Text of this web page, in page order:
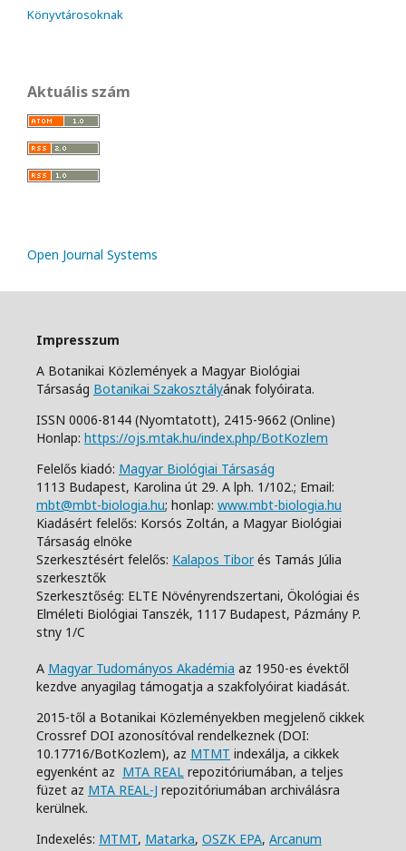
Könyvtárosoknak
Aktuális szám
Open Journal Systems
Impresszum
A Botanikai Közlemények a Magyar Biológiai
Társaság Botanikai Szakosztályának folyóirata.
ISSN 0006-8144 (Nyomtatott), 2415-9662 (Online)
Honlap: https://ojs.mtak.hu/index.php/BotKozlem
Felelős kiadó: Magyar Biológiai Társaság
1113 Budapest, Karolina út 29. A lph. 1/102.; Email:
mbt@mbt-biologia.hu; honlap: www.mbt-biologia.hu
Kiadásért felelős: Korsós Zoltán, a Magyar Biológiai
Társaság elnöke
Szerkesztésért felelős: Kalapos Tiborés Tamás Júlia
szerkesztők
Szerkesztőség: ELTE Növényrendszertani, Ökológiai és
Elméleti Biológiai Tanszék, 1117 Budapest, Pázmány P.
stny 1/C
A Magyar Tudományos Akadémia az 1950-es évektől
kezdve anyagilag támogatja a szakfolyóirat kiadását.
2015-től a Botanikai Közleményekben megjelenő cikkek
Crossref DOI azonosítóval rendelkeznek (DOI:
10.17716/BotKozlem), az MTMT indexálja, a cikkek
egyenként az MTA REAL repozitóriumában, a teljes
füzet az MTA REAL-J repozitóriumában archiválásra
kerülnek.
Indexelés: MTMT, Matarka, OSZK EPA, Arcanum